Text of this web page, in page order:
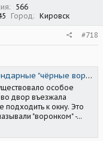
566
Город Кировск
#718
"чёрные воронки" СССР
особое
двор въезжала
к окну. Это
"воронком" -...